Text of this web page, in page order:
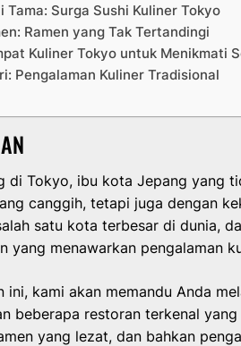
Tama: Surga Sushi Kuliner Tokyo
Ramen yang Tak Tertandingi
Kuliner Tokyo untuk Menikmati
Pengalaman Kuliner Tradisional
di Tokyo, ibu kota Jepang yang
canggih, tetapi juga dengan
satu kota terbesar di dunia,
yang menawarkan pengalaman
ini, kami akan memandu Anda
beberapa restoran terkenal
yang lezat, dan bahkan